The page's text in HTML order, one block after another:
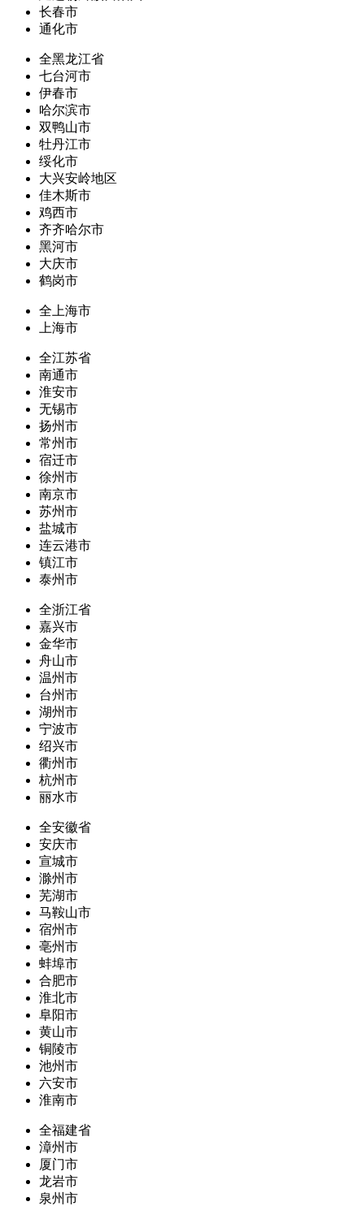
长春市
通化市
全黑龙江省
七台河市
伊春市
哈尔滨市
双鸭山市
牡丹江市
绥化市
大兴安岭地区
佳木斯市
鸡西市
齐齐哈尔市
黑河市
大庆市
鹤岗市
全上海市
上海市
全江苏省
南通市
淮安市
无锡市
扬州市
常州市
宿迁市
徐州市
南京市
苏州市
盐城市
连云港市
镇江市
泰州市
全浙江省
嘉兴市
金华市
舟山市
温州市
台州市
湖州市
宁波市
绍兴市
衢州市
杭州市
丽水市
全安徽省
安庆市
宣城市
滁州市
芜湖市
马鞍山市
宿州市
亳州市
蚌埠市
合肥市
淮北市
阜阳市
黄山市
铜陵市
池州市
六安市
淮南市
全福建省
漳州市
厦门市
龙岩市
泉州市